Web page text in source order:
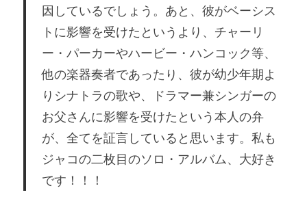
因しているでしょう。あと、彼がベーシス
トに影響を受けたというより、チャーリ
ー・パーカーやハービー・ハンコック等、
他の楽器奏者であったり、彼が幼少年期よ
りシナトラの歌や、ドラマー兼シンガーの
お父さんに影響を受けたという本人の弁
が、全てを証言していると思います。私も
ジャコの二枚目のソロ・アルバム、大好き
です！！！